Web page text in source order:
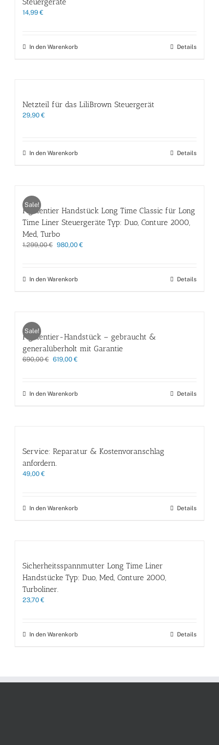
14,99 €
In den Warenkorb Details
Netzteil für das LiliBrown Steuergerät
29,90 €
In den Warenkorb Details
Sale!
Pigmentier Handstück Long Time Classic für Long
Time Liner Steuergeräte Typ: Duo, Conture 2000,
Med, Turbo
1.299,00€ Ursprünglicher
980,00 €
In den Warenkorb Details
Sale!
Pigmentier-Handstück – gebraucht &
generalüberholt mit Garantie
690,00€ Ursprünglicher
619,00 €
In den Warenkorb Details
Service: Reparatur & Kostenvoranschlag
anfordern.
49,00 €
In den Warenkorb Details
Sicherheitsspannmutter Long Time Liner
Handstücke Typ: Duo, Med, Conture 2000,
Turboliner.
23,70 €
In den Warenkorb Details